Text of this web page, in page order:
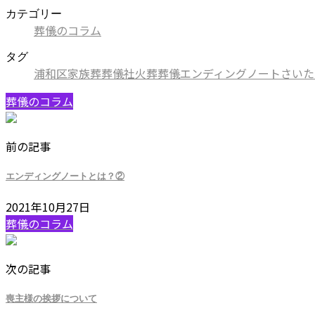
カテゴリー
葬儀のコラム
タグ
浦和区家族葬葬儀社火葬葬儀エンディングノートさい
葬儀のコラム
前の記事
エンディングノートとは？②
2021年10月27日
葬儀のコラム
次の記事
喪主様の挨拶について